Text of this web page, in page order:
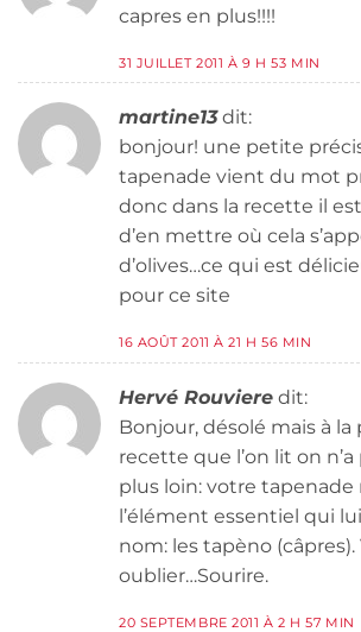
capres en plus!!!!
31 JUILLET 2011 À 9 H 53 MIN
martine13 dit:
bonjour! une petite
tapenade vient du mot
donc dans la recette il
d’en mettre où cela
d’olives…ce qui est
pour ce site
16 AOÛT 2011 À 21 H 56 MIN
Hervé Rouviere dit:
Bonjour, désolé mais à la
recette que l’on lit on n’a
plus loin: votre tapenade
l’élément essentiel qui
nom: les tapèno (câpres).
oublier…Sourire.
20 SEPTEMBRE 2011 À 2 H 57 MIN